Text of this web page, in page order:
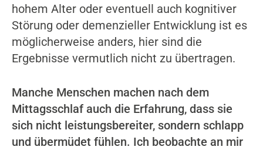
hohem Alter oder eventuell auch kognitiver
Störung oder demenzieller Entwicklung ist es
möglicherweise anders, hier sind die
Ergebnisse vermutlich nicht zu übertragen.
Manche Menschen machen nach dem
Mittagsschlaf auch die Erfahrung, dass sie
sich nicht leistungsbereiter, sondern schlapp
und übermüdet fühlen. Ich beobachte an mir